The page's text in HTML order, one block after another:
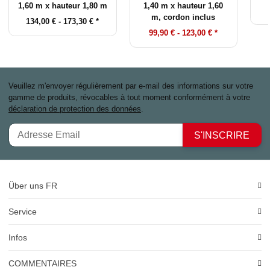
1,60 m x hauteur 1,80 m
134,00 € -173,30 €*
1,40 m x hauteur 1,60
m, cordon inclus
99,90 € -123,00 €*
Veuillez m'envoyer régulièrement par e-mail des informations sur votre
gamme de produits, révocables à tout moment conformément à votre
déclaration de protection des données.
S'INSCRIRE
Über uns FR
Service
Infos
COMMENTAIRES